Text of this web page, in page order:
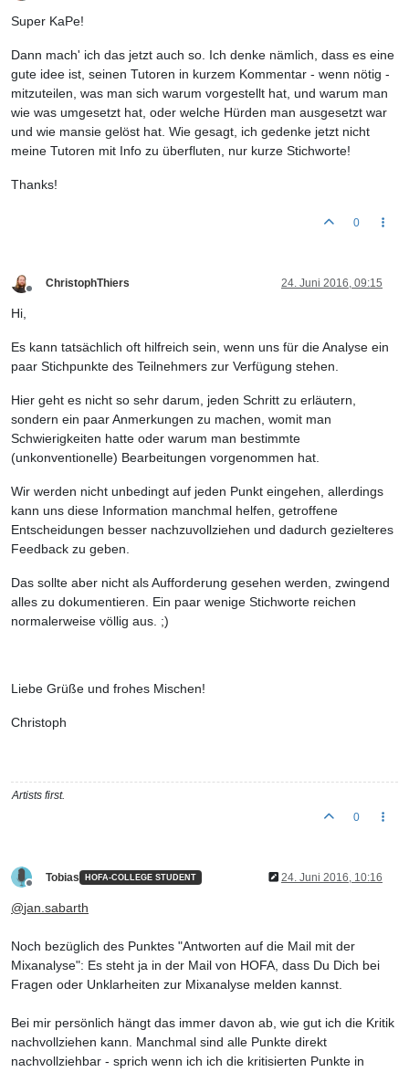
Super KaPe!
Dann mach' ich das jetzt auch so. Ich denke nämlich, dass es eine
gute idee ist, seinen Tutoren in kurzem Kommentar - wenn nötig -
mitzuteilen, was man sich warum vorgestellt hat, und warum man
wie was umgesetzt hat, oder welche Hürden man ausgesetzt war
und wie mansie gelöst hat. Wie gesagt, ich gedenke jetzt nicht
meine Tutoren mit Info zu überfluten, nur kurze Stichworte!
Thanks!
0
ChristophThiers 24. Juni 2016, 09:15
Hi,
Es kann tatsächlich oft hilfreich sein, wenn uns für die Analyse ein
paar Stichpunkte des Teilnehmers zur Verfügung stehen.
Hier geht es nicht so sehr darum, jeden Schritt zu erläutern,
sondern ein paar Anmerkungen zu machen, womit man
Schwierigkeiten hatte oder warum man bestimmte
(unkonventionelle) Bearbeitungen vorgenommen hat.
Wir werden nicht unbedingt auf jeden Punkt eingehen, allerdings
kann uns diese Information manchmal helfen, getroffene
Entscheidungen besser nachzuvollziehen und dadurch gezielteres
Feedback zu geben.
Das sollte aber nicht als Aufforderung gesehen werden, zwingend
alles zu dokumentieren. Ein paar wenige Stichworte reichen
normalerweise völlig aus. ;)
Liebe Grüße und frohes Mischen!
Christoph
Artists first.
0
Tobias HOFA-COLLEGE STUDENT 24. Juni 2016, 10:16
@jan.sabarth
Noch bezüglich des Punktes "Antworten auf die Mail mit der
Mixanalyse": Es steht ja in der Mail von HOFA, dass Du Dich bei
Fragen oder Unklarheiten zur Mixanalyse melden kannst.
Bei mir persönlich hängt das immer davon ab, wie gut ich die Kritik
nachvollziehen kann. Manchmal sind alle Punkte direkt
nachvollziehbar - sprich wenn ich ich die kritisierten Punkte in